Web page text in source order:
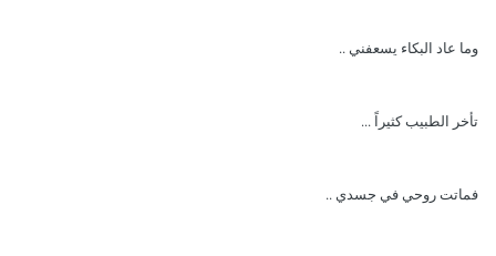
وما عاد البكاء يسعفني ..
تأخر الطبيب كثيراً ...
فماتت روحي في جسدي ..